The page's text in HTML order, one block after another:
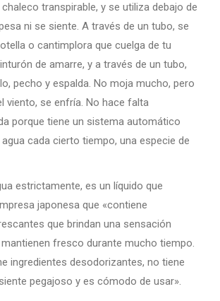
transpirable, y se utiliza debajo de
ni se siente. A través de un tubo, se
o cantimplora que cuelga de tu
de amarre, y a través de un tubo,
pecho y espalda. No moja mucho, pero
viento, se enfría. No hace falta
porque tiene un sistema automático
cada cierto tiempo, una especie de
estrictamente, es un líquido que
japonesa que «contiene
que brindan una sensación
fresco durante mucho tiempo.
ingredientes desodorizantes, no tiene
pegajoso y es cómodo de usar».